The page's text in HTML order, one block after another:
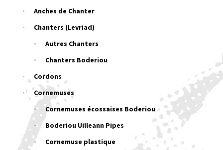
Anches de Chanter
Chanters (Levriad)
Autres Chanters
Chanters Boderiou
Cordons
Cornemuses
Cornemuses écossaises Boderiou
Boderiou Uilleann Pipes
Cornemuse plastique